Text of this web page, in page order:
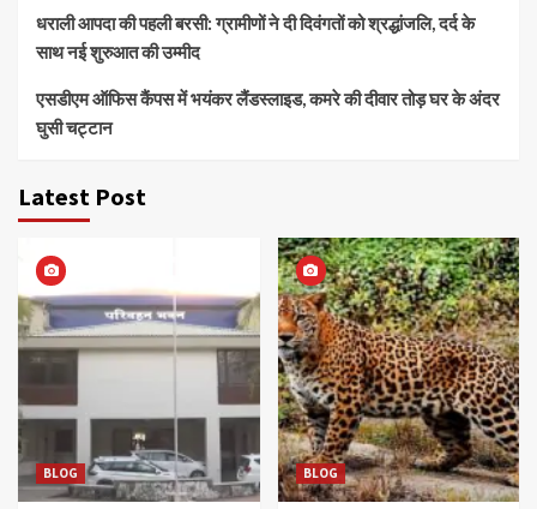
धराली आपदा की पहली बरसी: ग्रामीणों ने दी दिवंगतों को श्रद्धांजलि, दर्द के
साथ नई शुरुआत की उम्मीद
एसडीएम ऑफिस कैंपस में भयंकर लैंडस्लाइड, कमरे की दीवार तोड़ घर के अंदर
घुसी चट्टान
Latest Post
BLOG BLOG